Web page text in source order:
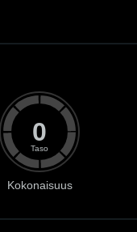
0
Taso
Kokonaisuus